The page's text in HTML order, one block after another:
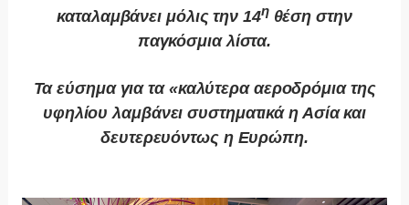
καταλαμβάνει μόλις την 14ηθέση στην
παγκόσμια λίστα.
Τα εύσημα για τα «καλύτερα αεροδρόμια της
υφηλίου λαμβάνει συστηματικά η Ασία και
δευτερευόντως η Ευρώπη.